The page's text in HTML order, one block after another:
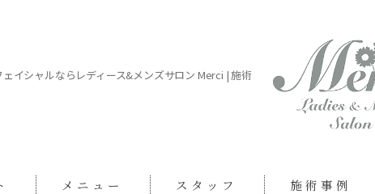
イシャルならレディース&メンズサロン Merci | 施術
メニュー スタッフ 施術事例